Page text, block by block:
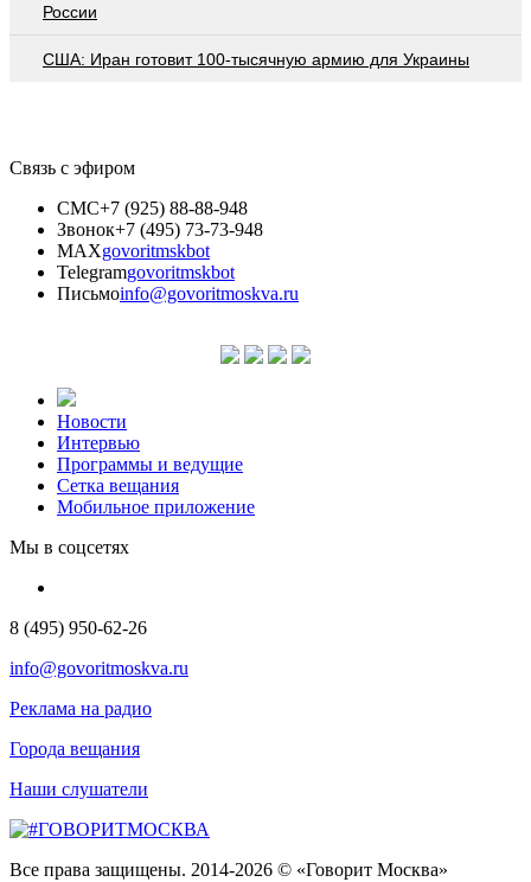
России
США: Иран готовит 100-тысячную армию для Украины
Связь с эфиром
СМС+7 (925) 88-88-948
Звонок+7 (495) 73-73-948
MAXgovoritmskbot
Telegramgovoritmskbot
Письмоinfo@govoritmoskva.ru
Новости
Интервью
Программы и ведущие
Сетка вещания
Мобильное приложение
Мы в соцсетях
8 (495) 950-62-26
info@govoritmoskva.ru
Реклама на радио
Города вещания
Наши слушатели
Все права защищены. 2014-2026 © «Говорит Москва»